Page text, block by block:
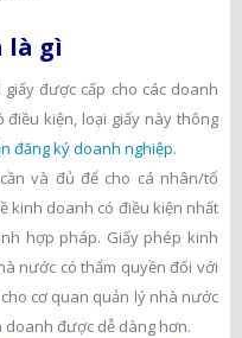
là gì
được cấp cho các doanh
kiện, loại giấy này thông
đăng ký doanh nghiệp.
và đủ để cho cá nhân/tổ
kinh doanh có điều kiện nhất
hợp pháp. Giấy phép kinh
nước có thẩm quyền đối với
cơ quan quản lý nhà nước
doanh được dễ dàng hơn.